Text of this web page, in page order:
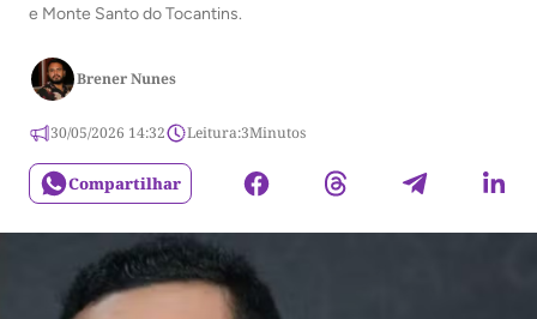
e Monte Santo do Tocantins.
Brener Nunes
30/05/2026 14:32 Leitura:3Minutos
Compartilhar